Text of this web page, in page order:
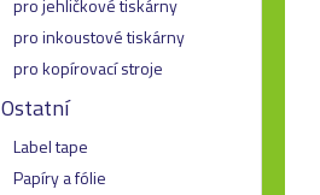
pro jehličkové tiskárny
pro inkoustové tiskárny
pro kopírovací stroje
Ostatní
Label tape
Papíry a fólie